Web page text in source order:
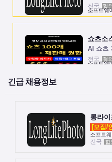
소프트웨
전국 협
쇼츠소
AI 쇼츠
소프트웨
전국 협
소프트웨
쇼츠소
긴급 채용정보
롱라
소프트
전국
협